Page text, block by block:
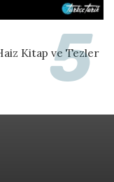
Kitap ve Tezler